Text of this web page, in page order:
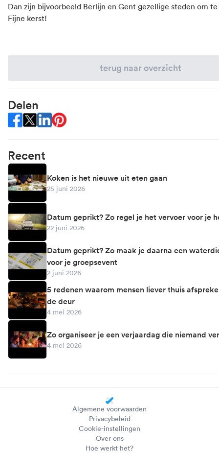
Dan zijn bijvoorbeeld Berlijn en Gent gezellige steden om
Fijne kerst!
terug naar overzicht
Delen
Share this on Facebook
Share this on X (twitter)
Share this on LinkedIn
Share this on Pinterest
Recent
Koken is het nieuwe uit eten gaan
25 juni 2026
Datum geprikt? Zo regel je het vervoer voor je
22 juni 2026
Datum geprikt? Zo maak je daarna een
voor je groepsevent
2 juni 2026
5 redenen waarom mensen liever thuis
de deur
4 mei 2026
Zo organiseer je een verjaardag die niemand
4 mei 2026
Algemene voorwaarden
Privacybeleid
Cookie-instellingen
Over ons
Hoe werkt het?